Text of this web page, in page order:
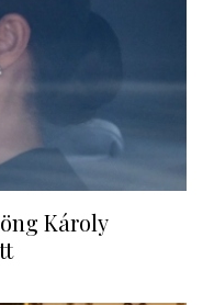
Károly